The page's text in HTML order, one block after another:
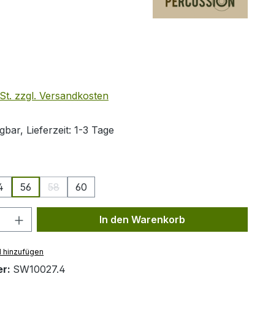
zzgl. Versandkosten
Lieferzeit: 1-3 Tage
ist zurzeit nicht verfügbar.)
56 58
(Diese Option ist zurzeit nicht verfügbar.)
60
Gib den gewünschten Wert
In den Warenkorb
hinzufügen
SW10027.4